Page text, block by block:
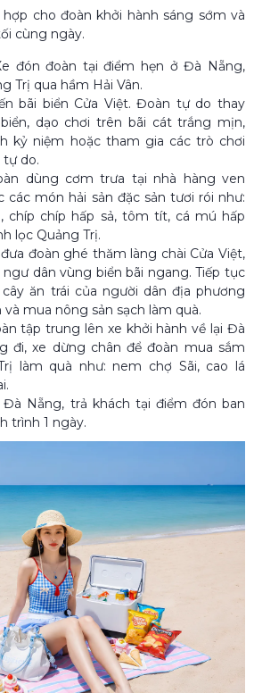
cho đoàn khởi hành sáng sớm và
cùng ngày.
đón đoàn tại điểm hẹn ở Đà Nẵng,
Trị qua hầm Hải Vân.
bãi biển Cửa Việt. Đoàn tự do thay
dạo chơi trên bãi cát trắng mịn,
kỷ niệm hoặc tham gia các trò chơi
tự do.
dùng cơm trưa tại nhà hàng ven
các món hải sản đặc sản tươi rói như:
chíp chíp hấp sả, tôm tít, cá mú hấp
lọc Quảng Trị.
đoàn ghé thăm làng chài Cửa Việt,
dân vùng biển bãi ngang. Tiếp tục
ăn trái của người dân địa phương
và mua nông sản sạch làm quà.
tập trung lên xe khởi hành về lại Đà
đi, xe dừng chân để đoàn mua sắm
làm quà như: nem chợ Sãi, cao lá
Đà Nẵng, trả khách tại điểm đón ban
trình 1 ngày.